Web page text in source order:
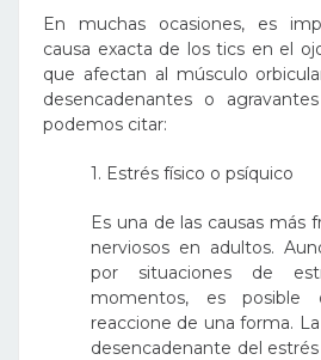
En muchas ocasiones, es
causa exacta de los tics en el
que afectan al músculo
desencadenantes o
podemos citar:
1. Estrés físico o psíquico
Es una de las causas más
nerviosos en adultos.
por situaciones de
momentos, es posible
reaccione de una forma.
desencadenante del